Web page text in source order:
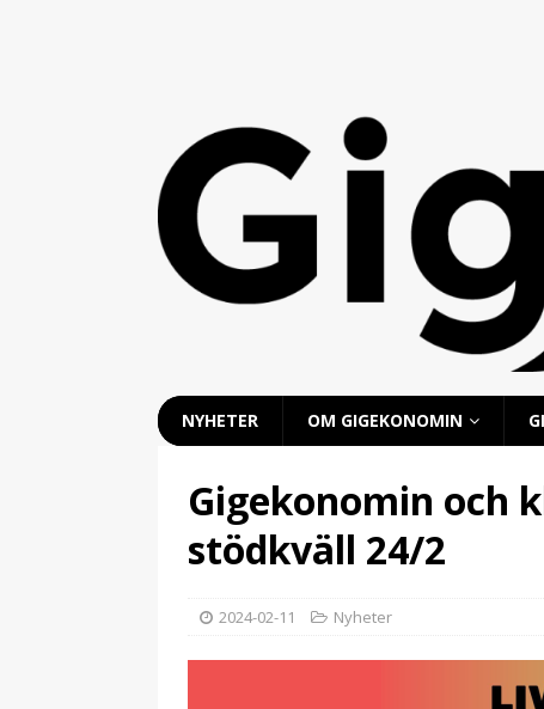
NYHETER OM GIGEKONOMIN
Gigekonomin och
stödkväll 24/2
2024-02-11 Nyheter